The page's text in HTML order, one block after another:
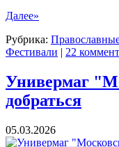
Далее»
Рубрика:
Фестивали | 22
Универмаг
добраться
05.03.2026